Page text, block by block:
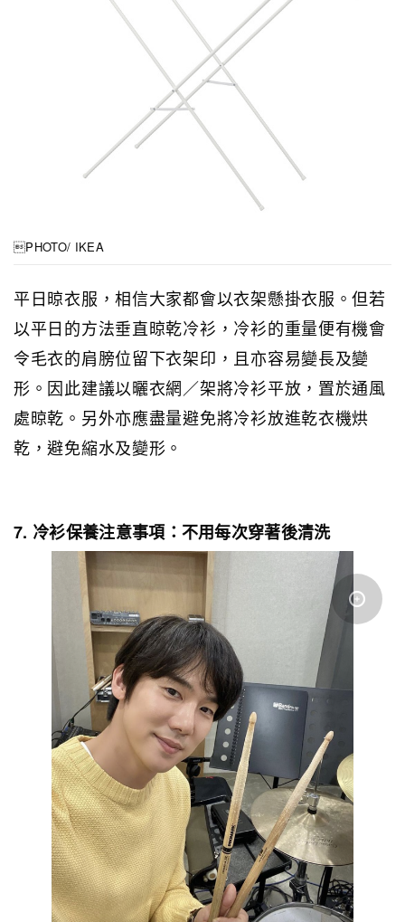
PHOTO/ IKEA
平日晾衣服，相信大家都會以衣架懸掛衣服。但若
以平日的方法垂直晾乾冷衫，冷衫的重量便有機會
令毛衣的肩膀位留下衣架印，且亦容易變長及變
形。因此建議以曬衣網／架將冷衫平放，置於通風
處晾乾。另外亦應盡量避免將冷衫放進乾衣機烘
乾，避免縮水及變形。
7. 冷衫保養注意事項：不用每次穿著後清洗